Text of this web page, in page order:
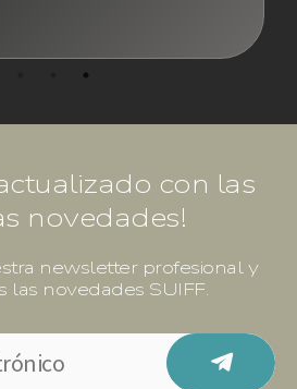
con las
novedades!
newsletter profesional y
las novedades SUIFF.